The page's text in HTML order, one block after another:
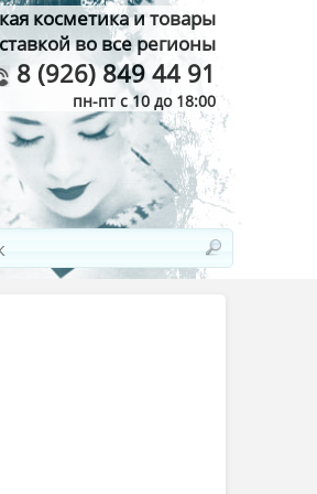
косметика и товары
во все регионы
8 (926) 849 44 91
пн-пт с 10 до 18:00